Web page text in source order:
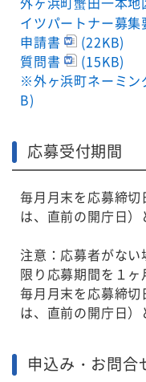
イツパートナー募集
申請書
(22KB)
質問書
(15KB)
※外ヶ浜町ネーミン
B)
応募受付期間
毎月月末を応募締
は、直前の開庁日）
注意：応募者がな
限り応募期間を１ヶ
毎月月末を応募締
は、直前の開庁日）
申込み・お問合